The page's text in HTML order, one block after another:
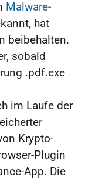
Malware-
hat
beibehalten.
sobald
.pdf.exe
im Laufe der
Krypto-
Plugin
App. Die